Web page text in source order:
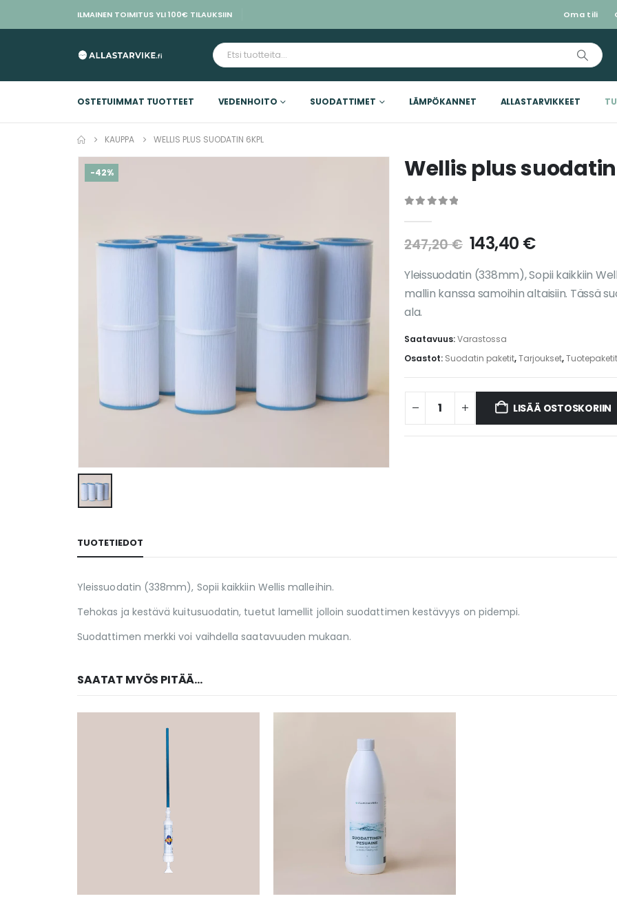
ILMAINEN TOIMITUS YLI 100€ TILAUKSIIN Oma tili
OSTETUIMMAT TUOTTEET VEDENHOITO SUODATTIMET LÄMPÖKANNET ALLASTARVIKKEET
KAUPPA WELLIS PLUS SUODATIN 6KPL
-42% Wellis plus
247,20€ 143,40 €
Yleissuodatin (338mm), Sopii kaikkiin
mallin kanssa samoihin altaisiin. Tässä
ala.
Saatavuus:Varastossa
Osastot: Suodatin paketit,Tarjoukset,Tuotepaketit
LISÄÄ OSTOSKORIIN
TUOTETIEDOT
Yleissuodatin (338mm), Sopii kaikkiin Wellis malleihin.
Tehokas ja kestävä kuitusuodatin, tuetut lamellit jolloin suodattimen kestävyys on pidempi.
Suodattimen merkki voi vaihdella saatavuuden mukaan.
SAATAT MYÖS PITÄÄ...